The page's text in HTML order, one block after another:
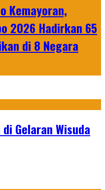
Kemayoran,
2026 Hadirkan 65
di 8 Negara
Gelaran Wisuda